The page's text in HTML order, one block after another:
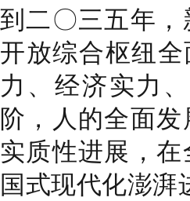
到二〇三五年
开放综合枢纽
力、经济实力
阶，人的全面
实质性进展，
国式现代化澎湃